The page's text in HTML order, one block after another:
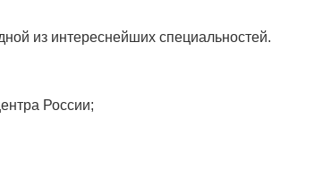
из интереснейших специальностей.
России;